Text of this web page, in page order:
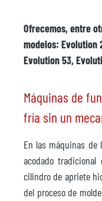
Ofrecemos, entre
modelos: Evolution
Evolution 53,
Máquinas de
fría sin un
En las máquinas de
acodado
cilindro de apriete
del proceso de